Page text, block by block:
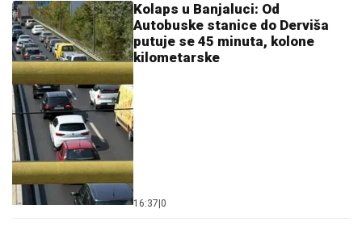
Kolaps u Banjaluci: Od
Autobuske stanice do Derviša
putuje se 45 minuta, kolone
kilometarske
16:37 0